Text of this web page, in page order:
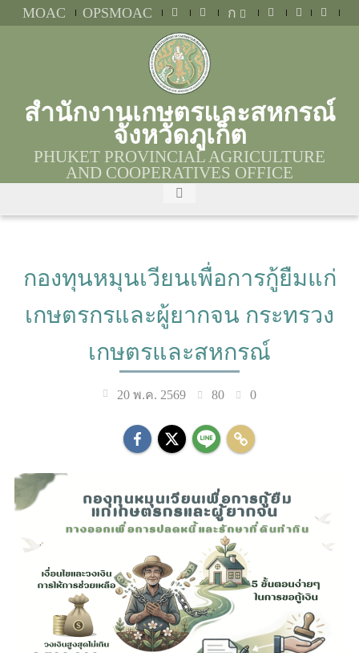
MOAC OPSMOAC ก
สำนักงานเกษตรและสหกรณ์
จังหวัดภูเก็ต
PHUKET PROVINCIAL AGRICULTURE
AND COOPERATIVES OFFICE
กองทุนหมุนเวียนเพื่อการกู้ยืมแก่
เกษตรกรและผู้ยากจน กระทรวง
เกษตรและสหกรณ์
20 พ.ค. 2569 80 0